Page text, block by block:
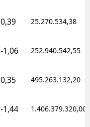
0,39 25.270.534,38
-1,06 252.940.542,55
0,35 495.263.132,20
-1,44 1.406.379.320,00